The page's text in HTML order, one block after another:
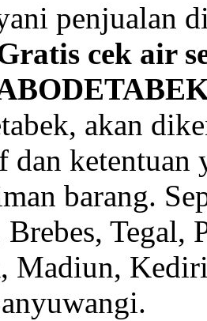
penjualan
cek air
akan
dan ketentuan
barang.
Tegal,
Madiun,